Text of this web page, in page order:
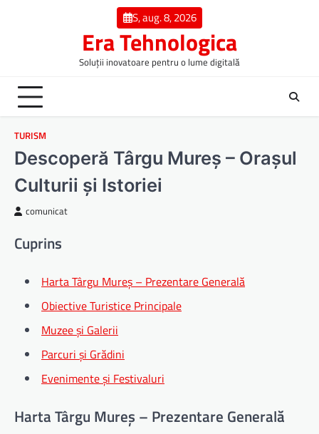
S, aug. 8, 2026
Era Tehnologica
Soluții inovatoare pentru o lume digitală
TURISM
Descoperă Târgu Mureș – Orașul
Culturii și Istoriei
comunicat
Cuprins
Harta Târgu Mureș – Prezentare Generală
Obiective Turistice Principale
Muzee și Galerii
Parcuri și Grădini
Evenimente și Festivaluri
Harta Târgu Mureș – Prezentare Generală